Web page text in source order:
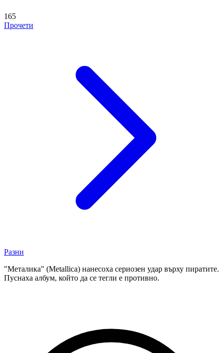
165
Прочети
Разни
"Металика" (Metallica) нанесоха сериозен удар върху пиратите.
Пуснаха албум, който да се тегли е противно.